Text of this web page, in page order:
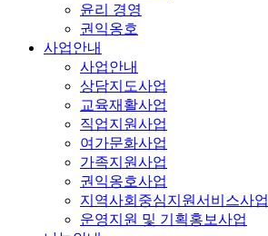
윤리 경영
권익옹호
사업안내
사업안내
상담지도사업
교육재활사업
직업지원사업
여가문화사업
가족지원사업
권익옹호사업
지역사회중심지원서비스사업
운영지원 및 기획홍보사업